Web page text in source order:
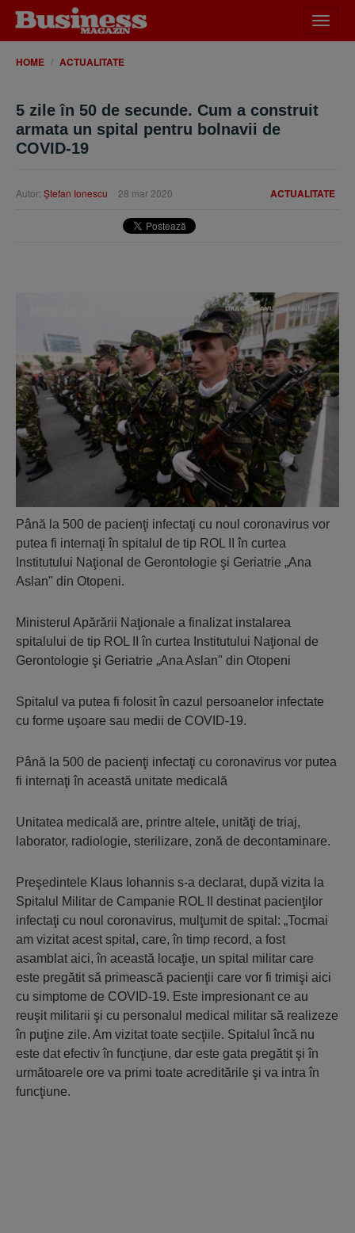
meniu
HOME ACTUALITATE
5 zile în 50 de secunde. Cum a construit
armata un spital pentru bolnavii de
COVID-19
ACTUALITATE
Autor: Ştefan Ionescu 28 mar 2020
Până la 500 de pacienţi infectaţi cu noul coronavirus vor
putea fi internaţi în spitalul de tip ROL II în curtea
Institutului Naţional de Gerontologie şi Geriatrie „Ana
Aslan" din Otopeni.
Ministerul Apărării Naţionale a finalizat instalarea
spitalului de tip ROL II în curtea Institutului Naţional de
Gerontologie şi Geriatrie „Ana Aslan" din Otopeni
Spitalul va putea fi folosit în cazul persoanelor infectate
cu forme uşoare sau medii de COVID-19.
Până la 500 de pacienţi infectaţi cu coronavirus vor putea
fi internaţi în această unitate medicală
Unitatea medicală are, printre altele, unităţi de triaj,
laborator, radiologie, sterilizare, zonă de decontaminare.
Preşedintele Klaus Iohannis s-a declarat, după vizita la
Spitalul Militar de Campanie ROL II destinat pacienţilor
infectaţi cu noul coronavirus, mulţumit de spital: „Tocmai
am vizitat acest spital, care, în timp record, a fost
asamblat aici, în această locaţie, un spital militar care
este pregătit să primească pacienţii care vor fi trimişi aici
cu simptome de COVID-19. Este impresionant ce au
reuşit militarii şi cu personalul medical militar să realizeze
în puţine zile. Am vizitat toate secţiile. Spitalul încă nu
este dat efectiv în funcţiune, dar este gata pregătit şi în
următoarele ore va primi toate acreditările şi va intra în
funcţiune.